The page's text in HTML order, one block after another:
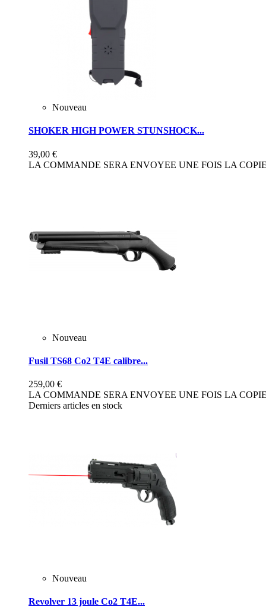
Nouveau
SHOKER HIGH POWER STUNSHOCK...
39,00 €
LA COMMANDE SERA ENVOYEE UNE FOIS LA
Nouveau
Fusil TS68 Co2 T4E calibre...
259,00 €
LA COMMANDE SERA ENVOYEE UNE FOIS LA
Derniers articles en stock
Nouveau
Revolver 13 joule Co2 T4E...